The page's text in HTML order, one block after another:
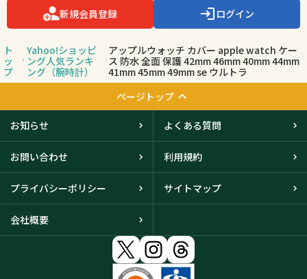
新規会員登録 ログイン
ト
ッ
プ
Yahoo!ショッピ
ング人気ランキ
ング（腕時計）
アップルウォッチ カバー apple watch ケー
ス 防水 全面 保護 42mm 46mm 40mm 44mm
41mm 45mm 49mm se ウルトラ
ページトップ
お知らせ よくある質問
お問い合わせ 利用規約
プライバシーポリシー サイトマップ
会社概要